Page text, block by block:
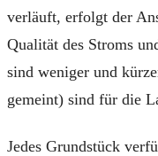
verläuft, erfolgt der
Qualität des Stroms
sind weniger und
gemeint) sind für die
Jedes Grundstück